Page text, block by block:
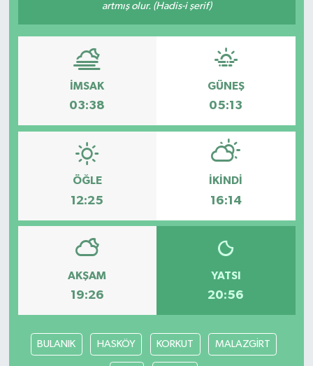
artmış olur. (Hadis-i şerif)
İMSAK
03:38
GÜNEŞ
05:13
ÖĞLE
12:25
İKINDI
16:14
AKŞAM
19:26
YATSI
20:56
BULANIK HASKÖY KORKUT MALAZGİRT